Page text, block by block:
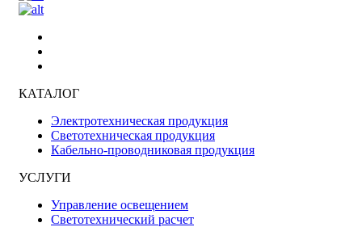
КАТАЛОГ
Электротехническая продукция
Светотехническая продукция
Кабельно-проводниковая продукция
УСЛУГИ
Управление освещением
Светотехнический расчет